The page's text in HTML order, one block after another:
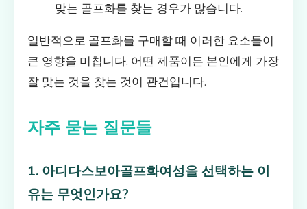
맞는 골프화를 찾는 경우가 많습니다.
일반적으로 골프화를 구매할 때 이러한 요소들이
큰 영향을 미칩니다. 어떤 제품이든 본인에게 가장
잘 맞는 것을 찾는 것이 관건입니다.
자주 묻는 질문들
1. 아디다스보아골프화여성을 선택하는 이
유는 무엇인가요?